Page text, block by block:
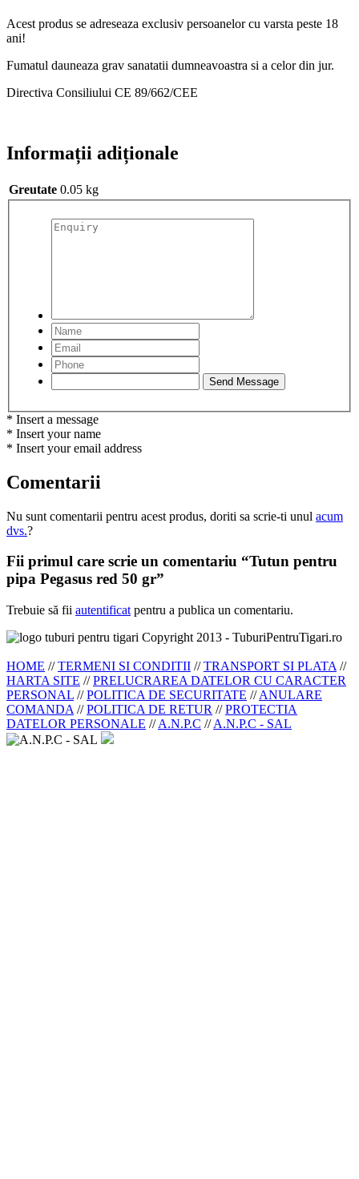
Acest produs se adreseaza exclusiv persoanelor cu varsta peste 18
ani!
Fumatul dauneaza grav sanatatii dumneavoastra si a celor din jur.
Directiva Consiliului CE 89/662/CEE
Informații adiționale
Greutate 0.05 kg
* Insert a message
* Insert your name
* Insert your email address
Comentarii
Nu sunt comentarii pentru acest produs, doriti sa scrie-ti unul acum
dvs.?
Fii primul care scrie un comentariu “Tutun pentru
pipa Pegasus red 50 gr”
Trebuie să fii autentificat pentru a publica un comentariu.
Copyright 2013 - TuburiPentruTigari.ro
HOME //TERMENI SI CONDITII //TRANSPORT SI PLATA //
HARTA SITE //PRELUCRAREA DATELOR CU CARACTER
PERSONAL //POLITICA DE SECURITATE //ANULARE
COMANDA //POLITICA DE RETUR //PROTECTIA
DATELOR PERSONALE //A.N.P.C //A.N.P.C - SAL